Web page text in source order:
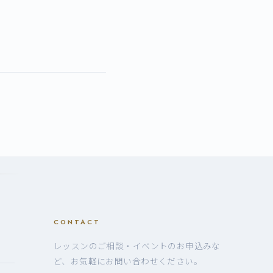
CONTACT
レッスンのご相談・イベントのお申込みな
ど、お気軽にお問い合わせください。